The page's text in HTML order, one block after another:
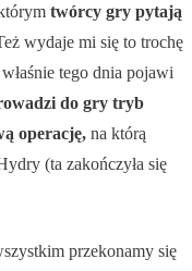
twórcy gry pytają
wydaje mi się to trochę
tego dnia pojawi
do gry tryb
operację, na którą
(ta zakończyła się
przekonamy się